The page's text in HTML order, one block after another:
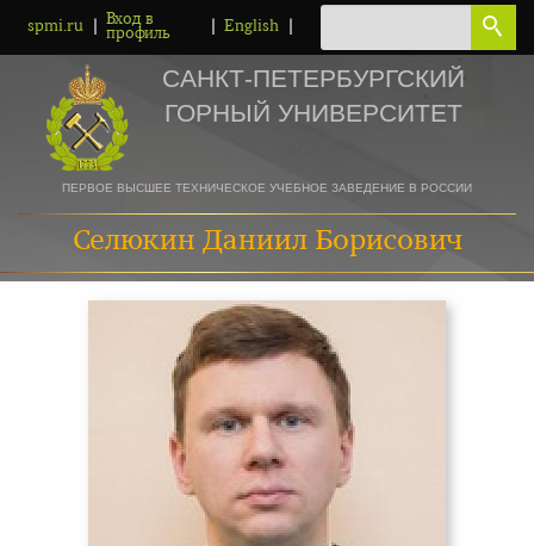
spmi.ru
Вход в
профиль
English
САНКТ-ПЕТЕРБУРГСКИЙ
ГОРНЫЙ УНИВЕРСИТЕТ
ПЕРВОЕ ВЫСШЕЕ ТЕХНИЧЕСКОЕ УЧЕБНОЕ ЗАВЕДЕНИЕ В РОССИИ
Селюкин Даниил Борисович